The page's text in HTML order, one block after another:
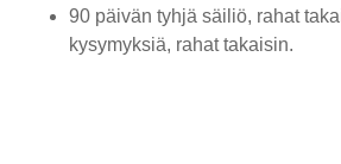
90 päivän tyhjä säiliö, rahat
kysymyksiä, rahat takaisin.